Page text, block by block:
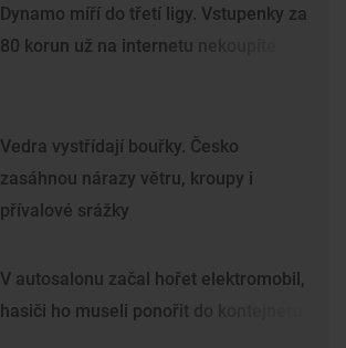
Dynamo míří do třetí ligy. Vstupenky za
80 korun už na internetu nekoupíte
Vedra vystřídají bouřky. Česko
zasáhnou nárazy větru, kroupy i
přívalové srážky
V autosalonu začal hořet elektromobil,
hasiči ho museli ponořit do kontejneru